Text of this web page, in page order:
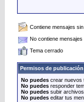
Contiene mensajes
No contiene mensajes
Tema cerrado
Permisos de publicación
No puedes crear nuevos
No puedes responder
No puedes subir
No puedes editar tus